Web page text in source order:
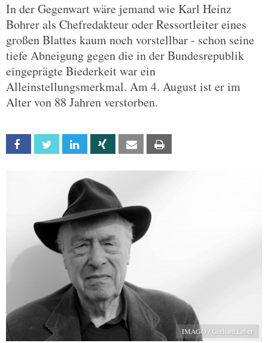
In der Gegenwart wäre jemand wie Karl Heinz
Bohrer als Chefredakteur oder Ressortleiter eines
großen Blattes kaum noch vorstellbar - schon seine
tiefe Abneigung gegen die in der Bundesrepublik
eingeprägte Biederkeit war ein
Alleinstellungsmerkmal. Am 4. August ist er im
Alter von 88 Jahren verstorben.
Facebook Twitter Linkedin Xing Email
IMAGO / Gerhard Leber